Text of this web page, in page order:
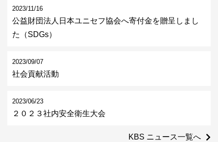
中途採用情報
アルバイト採用情報
コーポレートサイトへ
2023/11/16
公益財団法人日本ユニセフ協会へ寄付金を贈呈しまし
た（SDGs）
2023/09/07
社会貢献活動
2023/06/23
２０２３社内安全衛生大会
KBS ニュース一覧へ